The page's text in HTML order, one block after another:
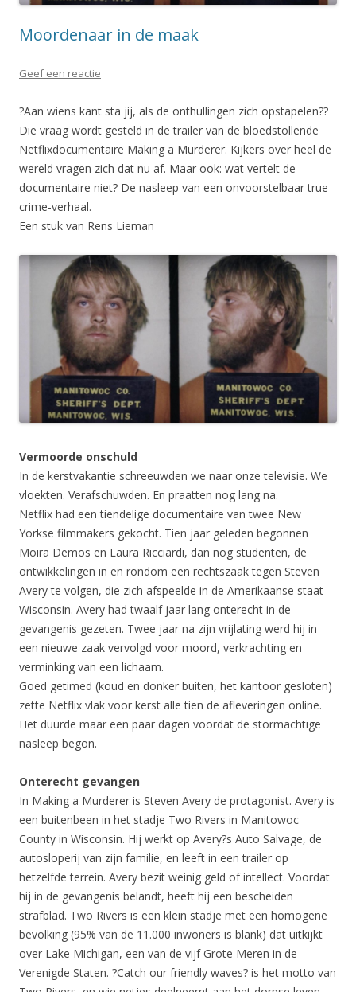
Moordenaar in de maak
Geef een reactie
?Aan wiens kant sta jij, als de onthullingen zich opstapelen??
Die vraag wordt gesteld in de trailer van de bloedstollende
Netflixdocumentaire Making a Murderer. Kijkers over heel de
wereld vragen zich dat nu af. Maar ook: wat vertelt de
documentaire niet? De nasleep van een onvoorstelbaar true
crime-verhaal.
Een stuk van Rens Lieman
Vermoorde onschuld
In de kerstvakantie schreeuwden we naar onze televisie. We
vloekten. Verafschuwden. En praatten nog lang na.
Netflix had een tiendelige documentaire van twee New
Yorkse filmmakers gekocht. Tien jaar geleden begonnen
Moira Demos en Laura Ricciardi, dan nog studenten, de
ontwikkelingen in en rondom een rechtszaak tegen Steven
Avery te volgen, die zich afspeelde in de Amerikaanse staat
Wisconsin. Avery had twaalf jaar lang onterecht in de
gevangenis gezeten. Twee jaar na zijn vrijlating werd hij in
een nieuwe zaak vervolgd voor moord, verkrachting en
verminking van een lichaam.
Goed getimed (koud en donker buiten, het kantoor gesloten)
zette Netflix vlak voor kerst alle tien de afleveringen online.
Het duurde maar een paar dagen voordat de stormachtige
nasleep begon.
Onterecht gevangen
In Making a Murderer is Steven Avery de protagonist. Avery is
een buitenbeen in het stadje Two Rivers in Manitowoc
County in Wisconsin. Hij werkt op Avery?s Auto Salvage, de
autosloperij van zijn familie, en leeft in een trailer op
hetzelfde terrein. Avery bezit weinig geld of intellect. Voordat
hij in de gevangenis belandt, heeft hij een bescheiden
strafblad. Two Rivers is een klein stadje met een homogene
bevolking (95% van de 11.000 inwoners is blank) dat uitkijkt
over Lake Michigan, een van de vijf Grote Meren in de
Verenigde Staten. ?Catch our friendly waves? is het motto van